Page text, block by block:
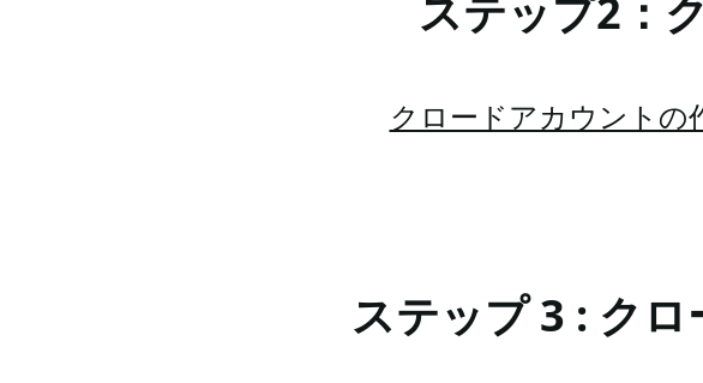
ステップ2：
クロードアカウントの
ステップ 3 : ク